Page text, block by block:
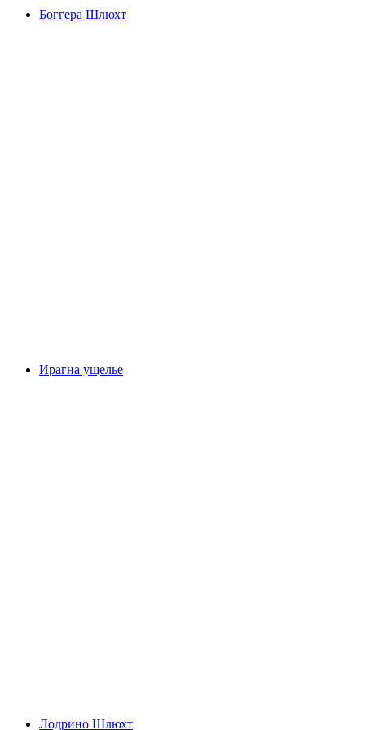
Боггера Шлюхт
Ирагна ущелье
Лодрино Шлюхт